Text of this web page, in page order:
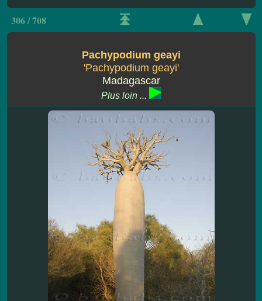
306 / 708
Pachypodium geayi
'Pachypodium geayi'
Madagascar
Plus loin ...